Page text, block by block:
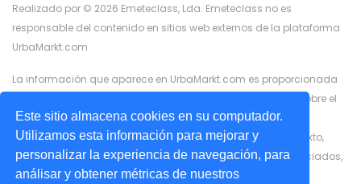
Este sitio almacena cookies en su computador.
Utilizamos esta información para mejorar y
personalizar la experiencia de navegación, para
análisar y obtener métricas de nuestros
Realizado por © 2026 Emeteclass, Lda. Emeteclass no es
responsable del contenido en sitios web externos de la plataforma
UrbaMarkt.com
La información que aparece en UrbaMarkt.com es proporcionada
por anunciantes externos. UrbaMarkt.com no tiene control sobre el
contenido proporcionado, ni garantiza la exactitud de la
información que se muestra en ninguno de los formatos (texto,
imágenes, videos) o contenido relacionado o recursos asociados,
proporcionados por los anunciantes con fines publicitarios.